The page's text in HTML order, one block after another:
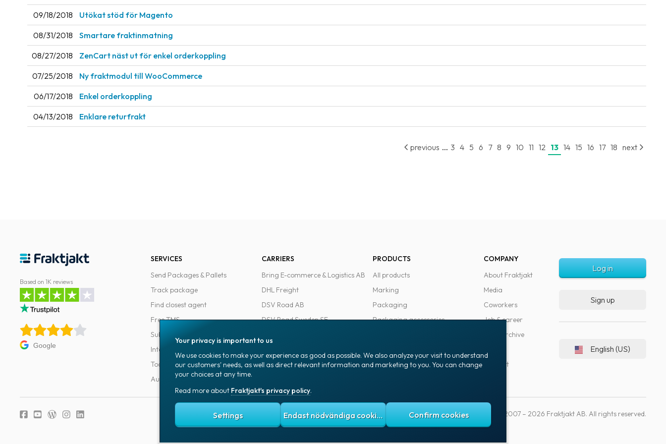
09/18/2018 Utökat stöd för Magento
08/31/2018 Smartare fraktinmatning
08/27/2018 ZenCart näst ut för enkel orderkoppling
07/25/2018 Ny fraktmodul till WooCommerce
06/17/2018 Enkel orderkoppling
04/13/2018 Enklare returfrakt
previous ... 3 4 5 6 7 8 9 10 11 12 13 14 15 16 17 18 next
Based on 1K reviews
Google
SERVICES
Send Packages & Pallets
Track package
Find closest agent
Free TMS
Subscriptions
Integrations
Tools for developers
Automations
CARRIERS
Bring E-commerce & Logistics AB
DHL Freight
DSV Road AB
DSV Road Sweden SE
PostNord Sverige AB
PRODUCTS
All products
Marking
Packaging
Packaging accessories
COMPANY
About Fraktjakt
Media
Coworkers
Job & career
News archive
Support
Log in
Sign up
English (US)
Fraktjakt's privacy policy Terms and conditions Cookies Copyright © 2007 – 2026 Fraktjakt AB. All rights reserved.
Your privacy is important to us
We use cookies to make your experience as good as possible. We also analyze your visit to understand
our customers' needs, as well as direct relevant information and marketing to you. You can change
your choices at any time.
Read more about Fraktjakt's privacy policy.
Settings Endast nödvändiga cookies